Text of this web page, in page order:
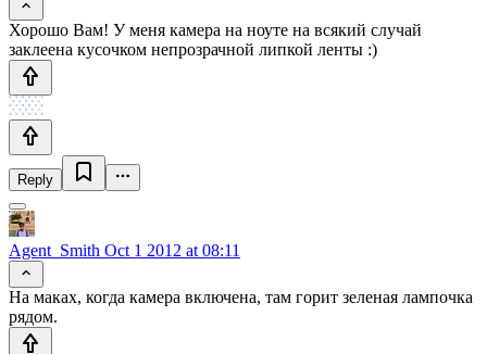
Хорошо Вам! У меня камера на ноуте на всякий случай
заклеена кусочком непрозрачной липкой ленты :)
Reply
Agent_Smith Oct 1 2012 at 08:11
На маках, когда камера включена, там горит зеленая лампочка
рядом.